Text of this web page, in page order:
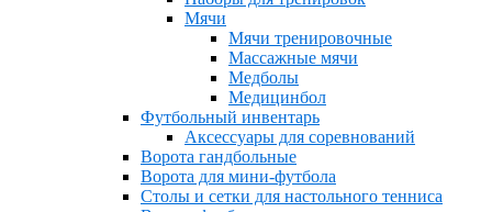
Мячи
Мячи тренировочные
Массажные мячи
Медболы
Медицинбол
Футбольный инвентарь
Аксессуары для соревнований
Ворота гандбольные
Ворота для мини-футбола
Столы и сетки для настольного тенниса